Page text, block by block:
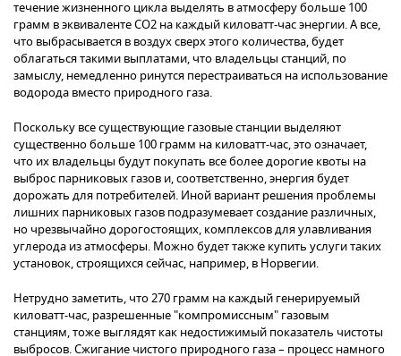
течение жизненного цикла выделять в атмосферу больше 100
грамм в эквиваленте CO2 на каждый киловатт-час энергии. А все,
что выбрасывается в воздух сверх этого количества, будет
облагаться такими выплатами, что владельцы станций, по
замыслу, немедленно ринутся перестраиваться на использование
водорода вместо природного газа.
Поскольку все существующие газовые станции выделяют
существенно больше 100 грамм на киловатт-час, это означает,
что их владельцы будут покупать все более дорогие квоты на
выброс парниковых газов и, соответственно, энергия будет
дорожать для потребителей. Иной вариант решения проблемы
лишних парниковых газов подразумевает создание различных,
но чрезвычайно дорогостоящих, комплексов для улавливания
углерода из атмосферы. Можно будет также купить услуги таких
установок, строящихся сейчас, например, в Норвегии.
Нетрудно заметить, что 270 грамм на каждый генерируемый
киловатт-час, разрешенные "компромиссным" газовым
станциям, тоже выглядят как недостижимый показатель чистоты
выбросов. Сжигание чистого природного газа – процесс намного